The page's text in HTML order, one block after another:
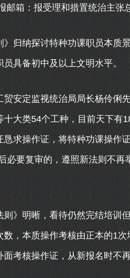
箱：报受理和措置统治主张
纳探讨特种功课职员本质
具备初中及以上文明水平。
定监视统治局局长杨伶俐
大类54个工种，目前天下有
求操作证，将特种功课操作
必要复审的，遵照新法则不再
明晰，看待仍然完结培训但
，本质操作考核由正本的1
考核操作证，从新报名时不再